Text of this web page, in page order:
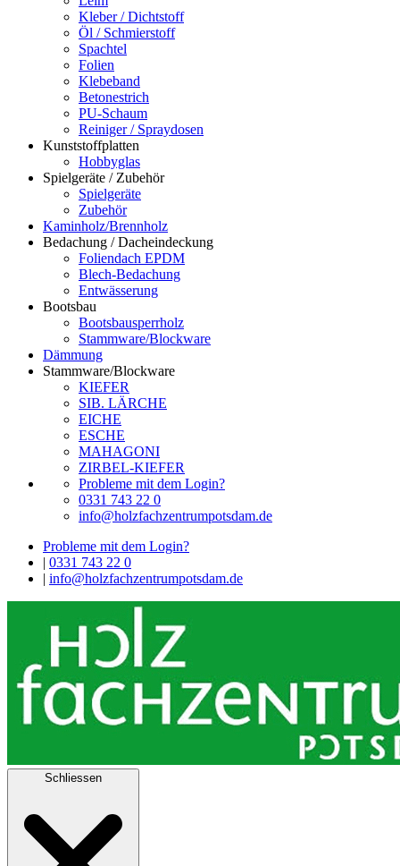
Kleber / Dichtstoff
Öl / Schmierstoff
Spachtel
Folien
Klebeband
Betonestrich
PU-Schaum
Reiniger / Spraydosen
Kunststoffplatten
Hobbyglas
Spielgeräte / Zubehör
Spielgeräte
Zubehör
Kaminholz/Brennholz
Bedachung / Dacheindeckung
Foliendach EPDM
Blech-Bedachung
Entwässerung
Bootsbau
Bootsbausperrholz
Stammware/Blockware
Dämmung
Stammware/Blockware
KIEFER
SIB. LÄRCHE
EICHE
ESCHE
MAHAGONI
ZIRBEL-KIEFER
Probleme mit dem Login?
0331 743 22 0
info@holzfachzentrumpotsdam.de
Probleme mit dem Login?
| 0331 743 22 0
| info@holzfachzentrumpotsdam.de
Schliessen